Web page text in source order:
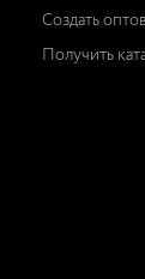
Создать
Получить